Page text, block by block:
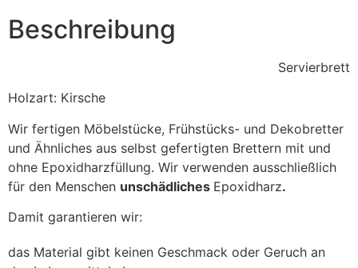
Beschreibung
Servierbrett
Holzart: Kirsche
Wir fertigen Möbelstücke, Frühstücks- und Dekobretter
und Ähnliches aus selbst gefertigten Brettern mit und
ohne Epoxidharzfüllung. Wir verwenden ausschließlich
für den Menschen unschädliches Epoxidharz.
Damit garantieren wir:
das Material gibt keinen Geschmack oder Geruch an